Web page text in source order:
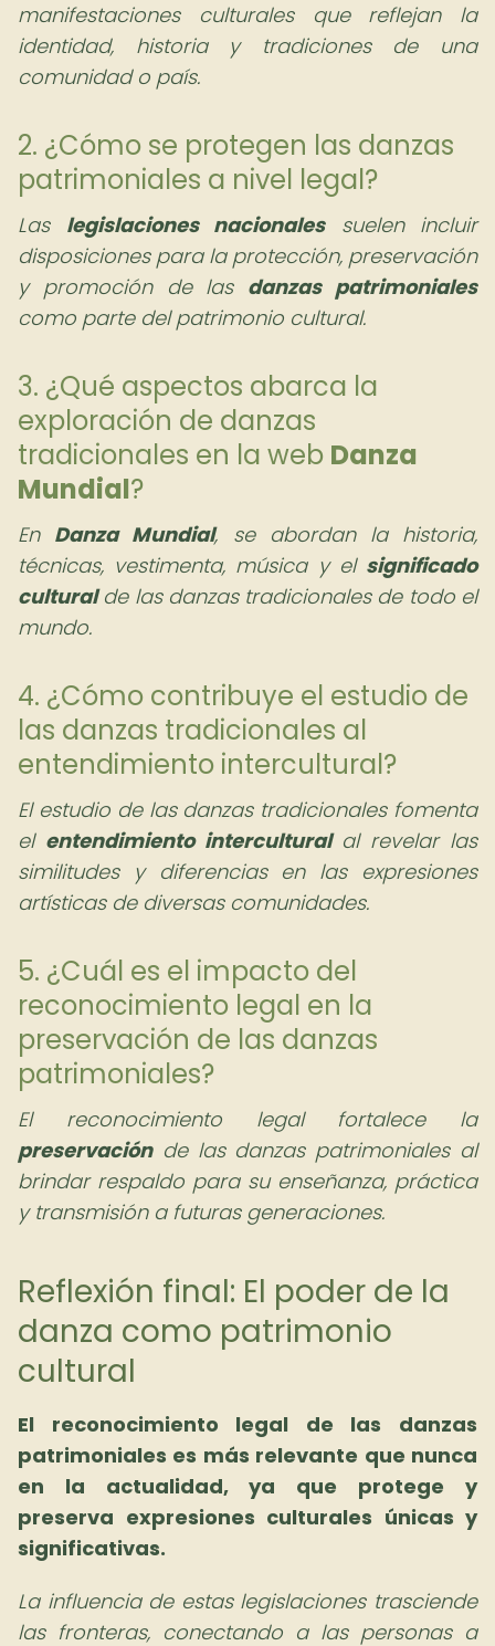
manifestaciones culturales que reflejan la
identidad, historia y tradiciones de una
comunidad o país.
2. ¿Cómo se protegen las danzas
patrimoniales a nivel legal?
Las legislaciones nacionalessuelen incluir
disposiciones para la protección, preservación
y promoción de las danzas patrimoniales
como parte del patrimonio cultural.
3. ¿Qué aspectos abarca la
exploración de danzas
tradicionales en la web Danza
Mundial?
En Danza Mundial, se abordan la historia,
técnicas, vestimenta, música y el significado
culturalde las danzas tradicionales de todo el
mundo.
4. ¿Cómo contribuye el estudio de
las danzas tradicionales al
entendimiento intercultural?
El estudio de las danzas tradicionales fomenta
el entendimiento interculturalal revelar las
similitudes y diferencias en las expresiones
artísticas de diversas comunidades.
5. ¿Cuál es el impacto del
reconocimiento legal en la
preservación de las danzas
patrimoniales?
El reconocimiento legal fortalece la
preservaciónde las danzas patrimoniales al
brindar respaldo para su enseñanza, práctica
y transmisión a futuras generaciones.
Reflexión final: El poder de la
danza como patrimonio
cultural
El reconocimiento legal de las danzas
patrimoniales es más relevante que nunca
en la actualidad, ya que protege y
preserva expresiones culturales únicas y
significativas.
La influencia de estas legislaciones trasciende
las fronteras, conectando a las personas a